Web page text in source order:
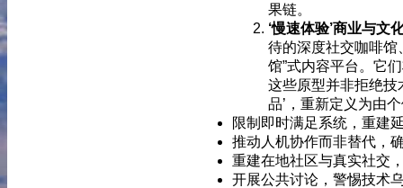
果链。
‘慢速体验’商业与文
待的深度社交咖啡馆
馆”式内容平台。它
这些原型并非拒绝
品’，重新定义为由
限制即时满足系统，重建
推动人机协作而非替代，
重建在地社区与真实社交
开展公共讨论，警惕技术